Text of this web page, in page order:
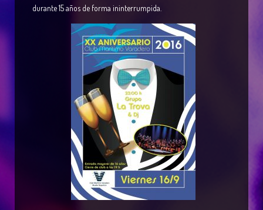
durante 15 años de forma ininterrumpida.